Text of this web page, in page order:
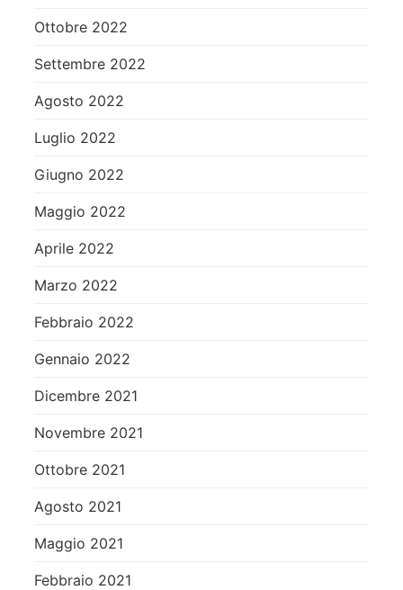
Ottobre 2022
Settembre 2022
Agosto 2022
Luglio 2022
Giugno 2022
Maggio 2022
Aprile 2022
Marzo 2022
Febbraio 2022
Gennaio 2022
Dicembre 2021
Novembre 2021
Ottobre 2021
Agosto 2021
Maggio 2021
Febbraio 2021